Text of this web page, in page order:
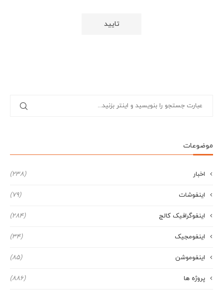
موضوعات
اخبار (238)
اینفوشات (79)
اینفوگرافیک کالج (284)
اینفومجیک (34)
اینفوموشن (85)
پروژه ها (886)